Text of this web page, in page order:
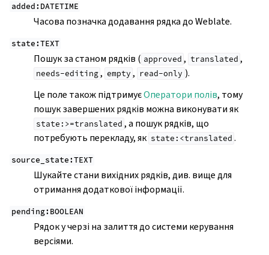
added:DATETIME
Часова позначка додавання рядка до Weblate.
state:TEXT
Пошук за станом рядків ( approved , translated ,
needs-editing , empty , read-only ).
Це поле також підтримуєОператори полів, тому
пошук завершених рядків можна виконувати як
state:>=translated , а пошук рядків, що
потребують перекладу, як state:<translated .
source_state:TEXT
Шукайте стани вихідних рядків, див. вище для
отримання додаткової інформації.
pending:BOOLEAN
Рядок у черзі на залиття до системи керування
версіями.